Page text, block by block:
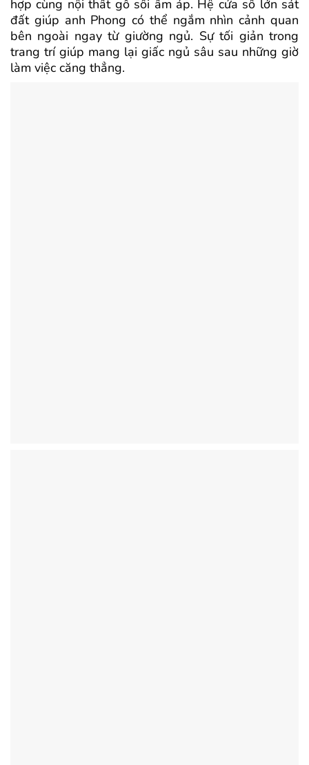
hợp cùng nội thất gỗ sồi ấm áp. Hệ cửa sổ lớn sát
đất giúp anh Phong có thể ngắm nhìn cảnh quan
bên ngoài ngay từ giường ngủ. Sự tối giản trong
trang trí giúp mang lại giấc ngủ sâu sau những giờ
làm việc căng thẳng.